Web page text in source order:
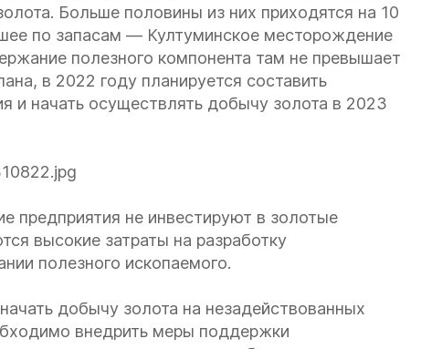
Больше половины из них приходятся на 10
по запасам — Култуминское месторождение
полезного компонента там не превышает
в 2022 году планируется составить
и начать осуществлять добычу золота в 2023
предприятия не инвестируют в золотые
высокие затраты на разработку
полезного ископаемого.
добычу золота на незадействованных
внедрить меры поддержки